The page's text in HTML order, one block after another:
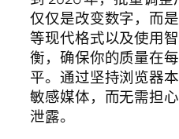
仅仅是改变数字，而
等现代格式以及使用
衡，确保你的质量在
平。通过坚持浏览器
敏感媒体，而无需担
泄露。